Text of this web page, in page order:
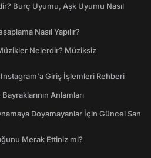
Burç Uyumu, Aşk Uyumu Nasıl
Nasıl Yapılır?
Nelerdir? Müziksiz
Instagram'a Giriş İşlemleri Rehberi
Anlamları
Doyamayanlar İçin Güncel San
Merak Ettiniz mi?